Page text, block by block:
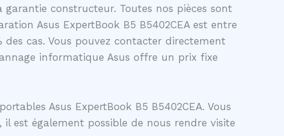
constructeur. Toutes nos pièces sont
Asus ExpertBook B5 B5402CEA est entre
cas. Vous pouvez contacter directement
informatique Asus offre un prix fixe
Asus ExpertBook B5 B5402CEA. Vous
il est également possible de nous rendre visite